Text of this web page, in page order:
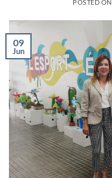
POSTED ON
09
Jun